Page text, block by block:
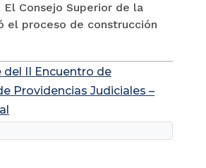
El Consejo Superior de la
el proceso de construcción
del II Encuentro de
Providencias Judiciales –